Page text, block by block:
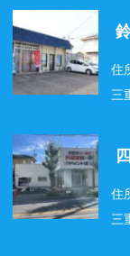
住
三
住
三